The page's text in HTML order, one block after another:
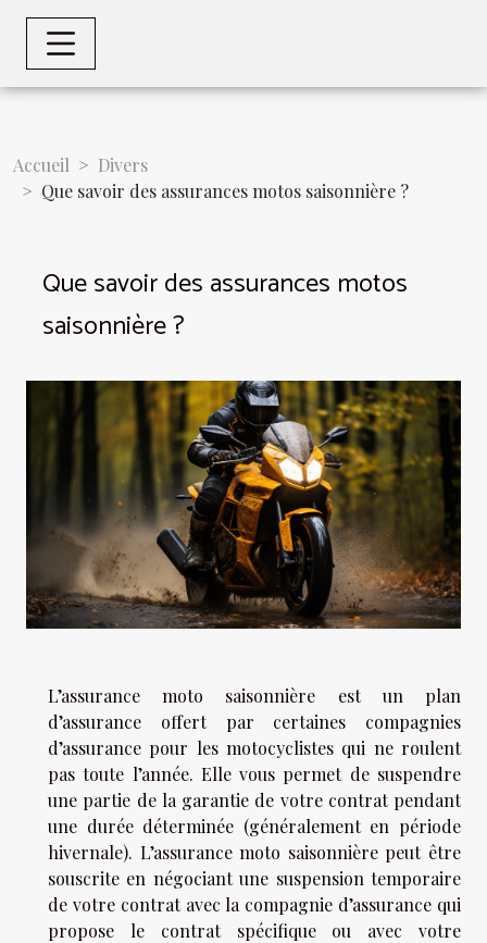
Accueil
Divers
Que savoir des assurances motos saisonnière ?
Que savoir des assurances motos
saisonnière ?
L’assurance moto saisonnière est un plan
d’assurance offert par certaines compagnies
d’assurance pour les motocyclistes qui ne roulent
pas toute l’année. Elle vous permet de suspendre
une partie de la garantie de votre contrat pendant
une durée déterminée (généralement en période
hivernale). L’assurance moto saisonnière peut être
souscrite en négociant une suspension temporaire
de votre contrat avec la compagnie d’assurance qui
propose le contrat spécifique ou avec votre